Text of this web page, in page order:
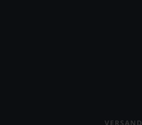
VERSAND